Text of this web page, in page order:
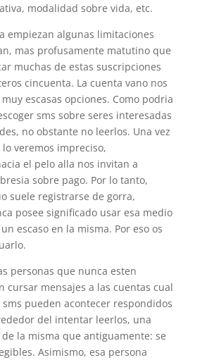
modalidad sobre vida, etc.
empiezan algunas limitaciones
mas profusamente matutino que
muchas de estas suscripciones
cincuenta. La cuenta vano nos
escasas opciones. Como podri­a
sms sobre seres interesadas
no obstante no leerlos. Una vez
veremos impreciso,
el pelo alla nos invitan a
sobre pago. Por lo tanto,
suele registrarse de gorra,
posee significado usar esa medio
escaso en la misma. Por eso os
personas que nunca esten
cursar mensajes a las cuentas cual
sms pueden acontecer respondidos
del intentar leerlos, una
la misma que antiguamente: se
Asimismo, esa persona